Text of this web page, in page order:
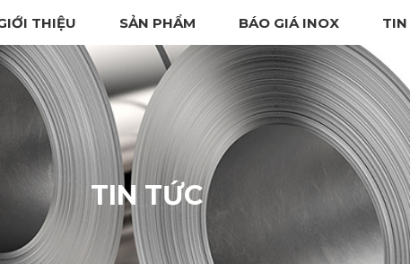
THIỆU SẢN PHẨM BÁO GIÁ INOX TIN
TIN TỨC